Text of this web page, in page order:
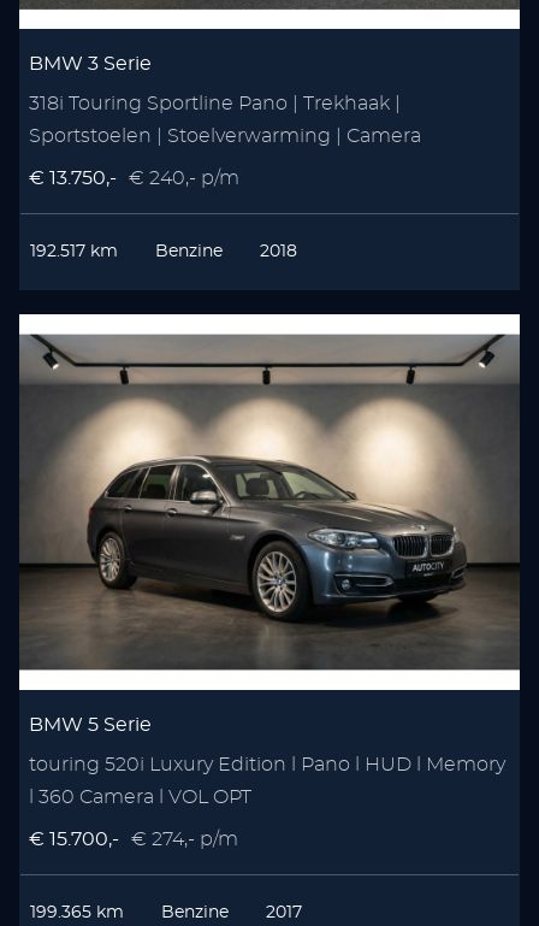
BMW 3 Serie
318i Touring Sportline Pano | Trekhaak |
Sportstoelen | Stoelverwarming | Camera
€ 13.750,- € 240,- p/m
192.517 km Benzine 2018
BMW 5 Serie
touring 520i Luxury Edition l Pano l HUD l Memory
l 360 Camera l VOL OPT
€ 15.700,- € 274,- p/m
199.365 km Benzine 2017